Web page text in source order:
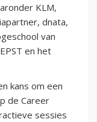
KLM,
dnata,
van
en het
kans om een
de Career
sessies